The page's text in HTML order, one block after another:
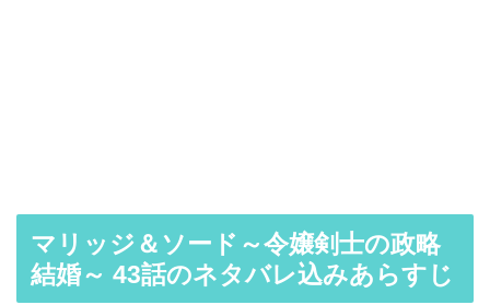
マリッジ＆ソード～令嬢剣士の政略
結婚～ 43話のネタバレ込みあらすじ